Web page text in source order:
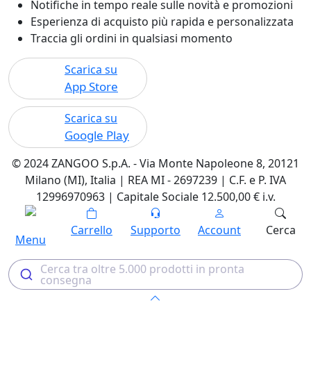
Notifiche in tempo reale sulle novità e promozioni
Esperienza di acquisto più rapida e personalizzata
Traccia gli ordini in qualsiasi momento
Scarica su
App Store
Scarica su
Google Play
© 2024 ZANGOO S.p.A. - Via Monte Napoleone 8, 20121
Milano (MI), Italia | REA MI - 2697239 | C.F. e P. IVA
12996970963 | Capitale Sociale 12.500,00 € i.v.
Menu
Carrello Supporto Account Cerca
Cerca tra oltre 5.000 prodotti in pronta
consegna